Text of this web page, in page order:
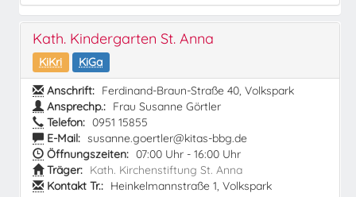
Kath. Kindergarten St. Anna
KiKri
KiGa
Anschrift: Ferdinand-Braun-Straße 40, Volkspark
Ansprechp.: Frau Susanne Görtler
Telefon: 0951 15855
E-Mail: susanne.goertler@kitas-bbg.de
Öffnungszeiten: 07:00 Uhr - 16:00 Uhr
Träger: Kath. Kirchenstiftung St. Anna
Kontakt Tr.: Heinkelmannstraße 1, Volkspark